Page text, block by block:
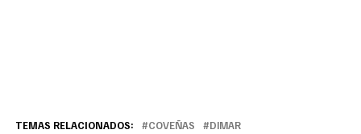
TEMAS RELACIONADOS: COVEÑAS
DIMAR